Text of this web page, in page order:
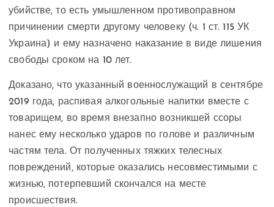
убийстве, то есть умышленном противоправном
причинении смерти другому человеку (ч. 1 ст. 115 УК
Украина) и ему назначено наказание в виде лишения
свободы сроком на 10 лет.
Доказано, что указанный военнослужащий в сентябре
2019 года, распивая алкогольные напитки вместе с
товарищем, во время внезапно возникшей ссоры
нанес ему несколько ударов по голове и различным
частям тела. От полученных тяжких телесных
повреждений, которые оказались несовместимыми с
жизнью, потерпевший скончался на месте
происшествия.